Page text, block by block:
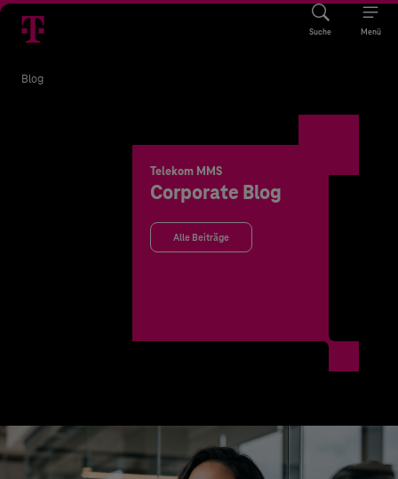
Suche Menü
Blog
Telekom MMS
Corporate Blog
Alle Beiträge